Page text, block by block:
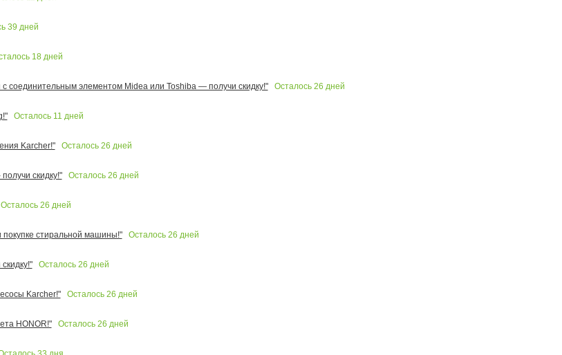
39 дней
18дней
соединительным элементом Midea или Toshiba — получи скидку!"
Осталось 26 дней
Осталось 11 дней
Karcher!"
Осталось 26 дней
скидку!"
Осталось 26 дней
Осталось 26 дней
стиральной машины!"
Осталось 26 дней
Осталось 26 дней
Karcher!"
Осталось 26 дней
HONOR!"
Осталось 26 дней